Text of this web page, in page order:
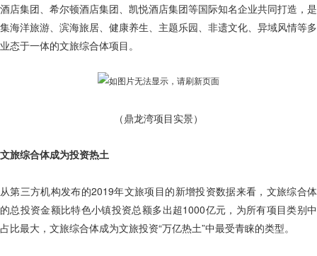
酒店集团、希尔顿酒店集团、凯悦酒店集团等国际知名企业共同打造，是
集海洋旅游、滨海旅居、健康养生、主题乐园、非遗文化、异域风情等多
业态于一体的文旅综合体项目。
（鼎龙湾项目实景）
文旅综合体成为投资热土
从第三方机构发布的2019年文旅项目的新增投资数据来看，文旅综合体
的总投资金额比特色小镇投资总额多出超1000亿元，为所有项目类别中
占比最大，文旅综合体成为文旅投资“万亿热土”中最受青睐的类型。